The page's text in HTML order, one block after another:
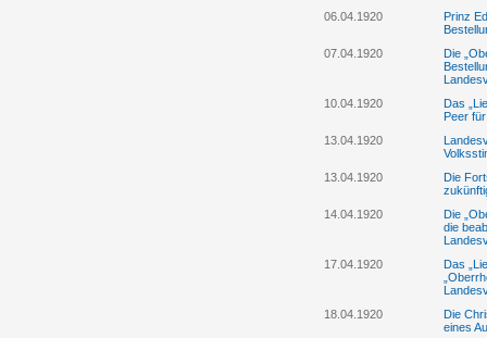
06.04.1920
Prinz
07.04.1920
Die
10.04.1920
Das
Peer
13.04.1920
13.04.1920
Die
14.04.1920
Die
die
17.04.1920
Das
18.04.1920
Die
eines